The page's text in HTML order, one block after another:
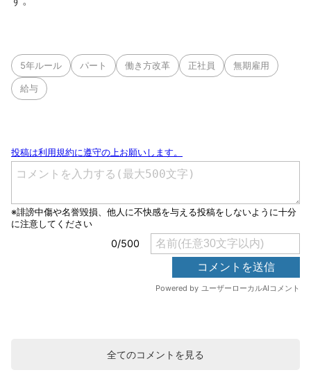
5年ルール パート 働き方改革 正社員 無期雇用
給与
全てのコメントを見る